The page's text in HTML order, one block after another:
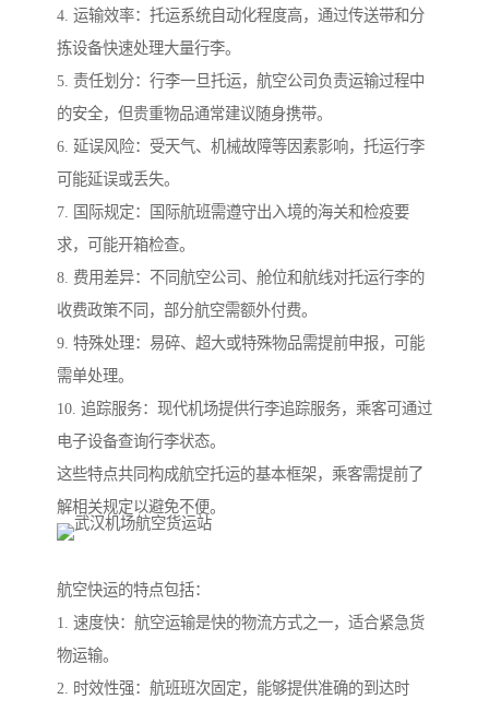
4. 运输效率：托运系统自动化程度高，通过传送带和分
拣设备快速处理大量行李。
5. 责任划分：行李一旦托运，航空公司负责运输过程中
的安全，但贵重物品通常建议随身携带。
6. 延误风险：受天气、机械故障等因素影响，托运行李
可能延误或丢失。
7. 国际规定：国际航班需遵守出入境的海关和检疫要
求，可能开箱检查。
8. 费用差异：不同航空公司、舱位和航线对托运行李的
收费政策不同，部分航空需额外付费。
9. 特殊处理：易碎、超大或特殊物品需提前申报，可能
需单处理。
10. 追踪服务：现代机场提供行李追踪服务，乘客可通过
电子设备查询行李状态。
这些特点共同构成航空托运的基本框架，乘客需提前了
解相关规定以避免不便。
航空快运的特点包括：
1. 速度快：航空运输是快的物流方式之一，适合紧急货
物运输。
2. 时效性强：航班班次固定，能够提供准确的到达时